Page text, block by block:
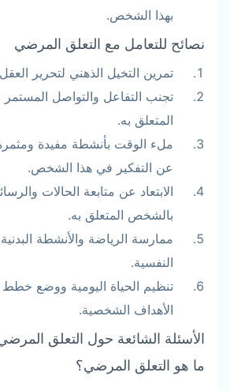
بهذا الشخص.
نصائح للتعامل مع التعلق المرضي
تمرين التخيل الذهني لتحرير
تجنب التفاعل والتواصل
المتعلق به.
ملء الوقت بأنشطة مفيدة ومثمرة
عن التفكير في هذا الشخص.
الابتعاد عن متابعة الحالات
بالشخص المتعلق به.
ممارسة الرياضة والأنشطة
النفسية.
تنظيم الحياة اليومية ووضع خطط
الأهداف الشخصية.
الأسئلة الشائعة حول التعلق
ما هو التعلق المرضي؟